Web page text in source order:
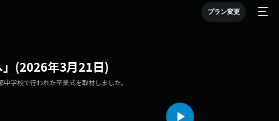
プラン変更
(2026年3月21日)
学校で行われた卒業式を取材しました。